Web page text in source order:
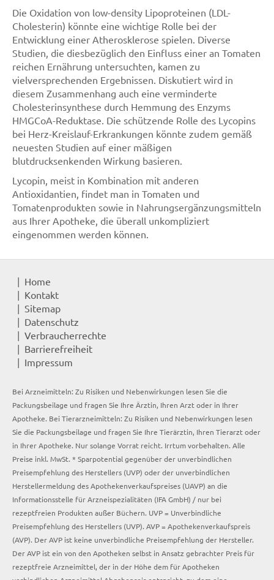
Die Oxidation von low-density Lipoproteinen (LDL-
Cholesterin) könnte eine wichtige Rolle bei der
Entwicklung einer Atherosklerose spielen. Diverse
Studien, die diesbezüglich den Einfluss einer an Tomaten
reichen Ernährung untersuchten, kamen zu
vielversprechenden Ergebnissen. Diskutiert wird in
diesem Zusammenhang auch eine verminderte
Cholesterinsynthese durch Hemmung des Enzyms
HMGCoA-Reduktase. Die schützende Rolle des Lycopins
bei Herz-Kreislauf-Erkrankungen könnte zudem gemäß
neuesten Studien auf einer mäßigen
blutdrucksenkenden Wirkung basieren.
Lycopin, meist in Kombination mit anderen
Antioxidantien, findet man in Tomaten und
Tomatenprodukten sowie in Nahrungsergänzungsmitteln
aus Ihrer Apotheke, die überall unkompliziert
eingenommen werden können.
Home
Kontakt
Sitemap
Datenschutz
Verbraucherrechte
Barrierefreiheit
Impressum
Bei Arzneimitteln: Zu Risiken und Nebenwirkungen lesen Sie die
Packungsbeilage und fragen Sie Ihre Ärztin, Ihren Arzt oder in Ihrer
Apotheke. Bei Tierarzneimitteln: Zu Risiken und Nebenwirkungen lesen
Sie die Packungsbeilage und fragen Sie Ihre Tierärztin, Ihren Tierarzt oder
in Ihrer Apotheke. Nur solange Vorrat reicht. Irrtum vorbehalten. Alle
Preise inkl. MwSt. * Sparpotential gegenüber der unverbindlichen
Preisempfehlung des Herstellers (UVP) oder der unverbindlichen
Herstellermeldung des Apothekenverkaufspreises (UAVP) an die
Informationsstelle für Arzneispezialitäten (IFA GmbH) / nur bei
rezeptfreien Produkten außer Büchern. UVP = Unverbindliche
Preisempfehlung des Herstellers (UVP). AVP = Apothekenverkaufspreis
(AVP). Der AVP ist keine unverbindliche Preisempfehlung der Hersteller.
Der AVP ist ein von den Apotheken selbst in Ansatz gebrachter Preis für
rezeptfreie Arzneimittel, der in der Höhe dem für Apotheken